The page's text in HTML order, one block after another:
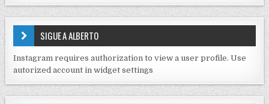
S
E
J
C
K
SIGUE A ALBERTO
Instagram requires authorization to view a user profile. Use
autorized account in widget settings